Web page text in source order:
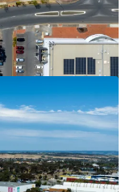
Ver más